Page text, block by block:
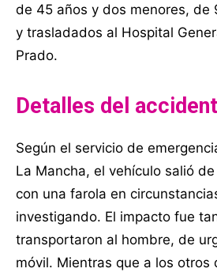
de 45 años y dos menores, de
y trasladados al Hospital
Prado.
Detalles del
Según el servicio de
La Mancha, el vehículo salió
con una farola en
investigando. El impacto fue
transportaron al hombre, de
móvil. Mientras que a los otros